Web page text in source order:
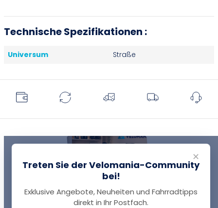
Technische Spezifikationen :
Universum Straße
EINE FRAGE?
✕
Treten Sie der Velomania-Community
bei!
Exklusive Angebote, Neuheiten und Fahrradtipps
direkt in Ihr Postfach.